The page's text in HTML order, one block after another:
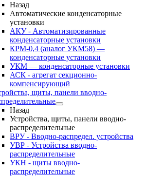
Назад
Автоматические конденсаторные
установки
АКУ - Автоматизированные
конденсаторные установки
КРМ-0,4 (аналог УКМ58) —
конденсаторные установки
УКМ — конденсаторные установки
АСК - агрегат секционно-
компенсирующий
щиты, панели вводно-
Назад
Устройства, щиты, панели вводно-
распределительные
ВРУ - Вводно-распредел. устройства
УВР - Устройства вводно-
распределительные
УКН - щиты вводно-
распределительные